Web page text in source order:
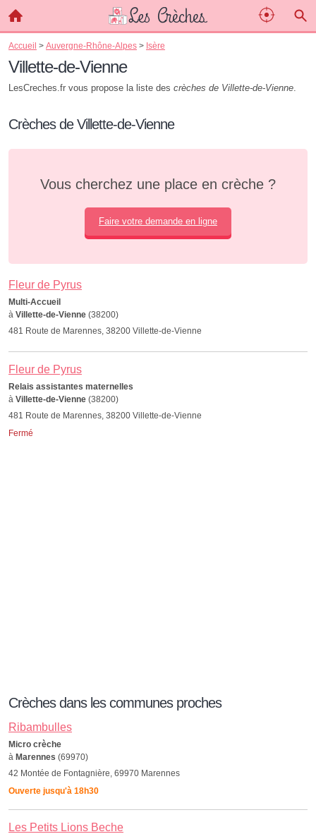
Accueil > Auvergne-Rhône-Alpes > Isère
Villette-de-Vienne
LesCreches.fr vous propose la liste des crèches de Villette-de-Vienne.
Crèches de Villette-de-Vienne
Vous cherchez une place en crèche ?
Faire votre demande en ligne
Fleur de Pyrus
Multi-Accueil
à Villette-de-Vienne (38200)
481 Route de Marennes, 38200 Villette-de-Vienne
Fleur de Pyrus
Relais assistantes maternelles
à Villette-de-Vienne (38200)
481 Route de Marennes, 38200 Villette-de-Vienne
Fermé
Crèches dans les communes proches
Ribambulles
Micro crèche
à Marennes (69970)
42 Montée de Fontagnière, 69970 Marennes
Ouverte jusqu'à 18h30
Les Petits Lions Beche